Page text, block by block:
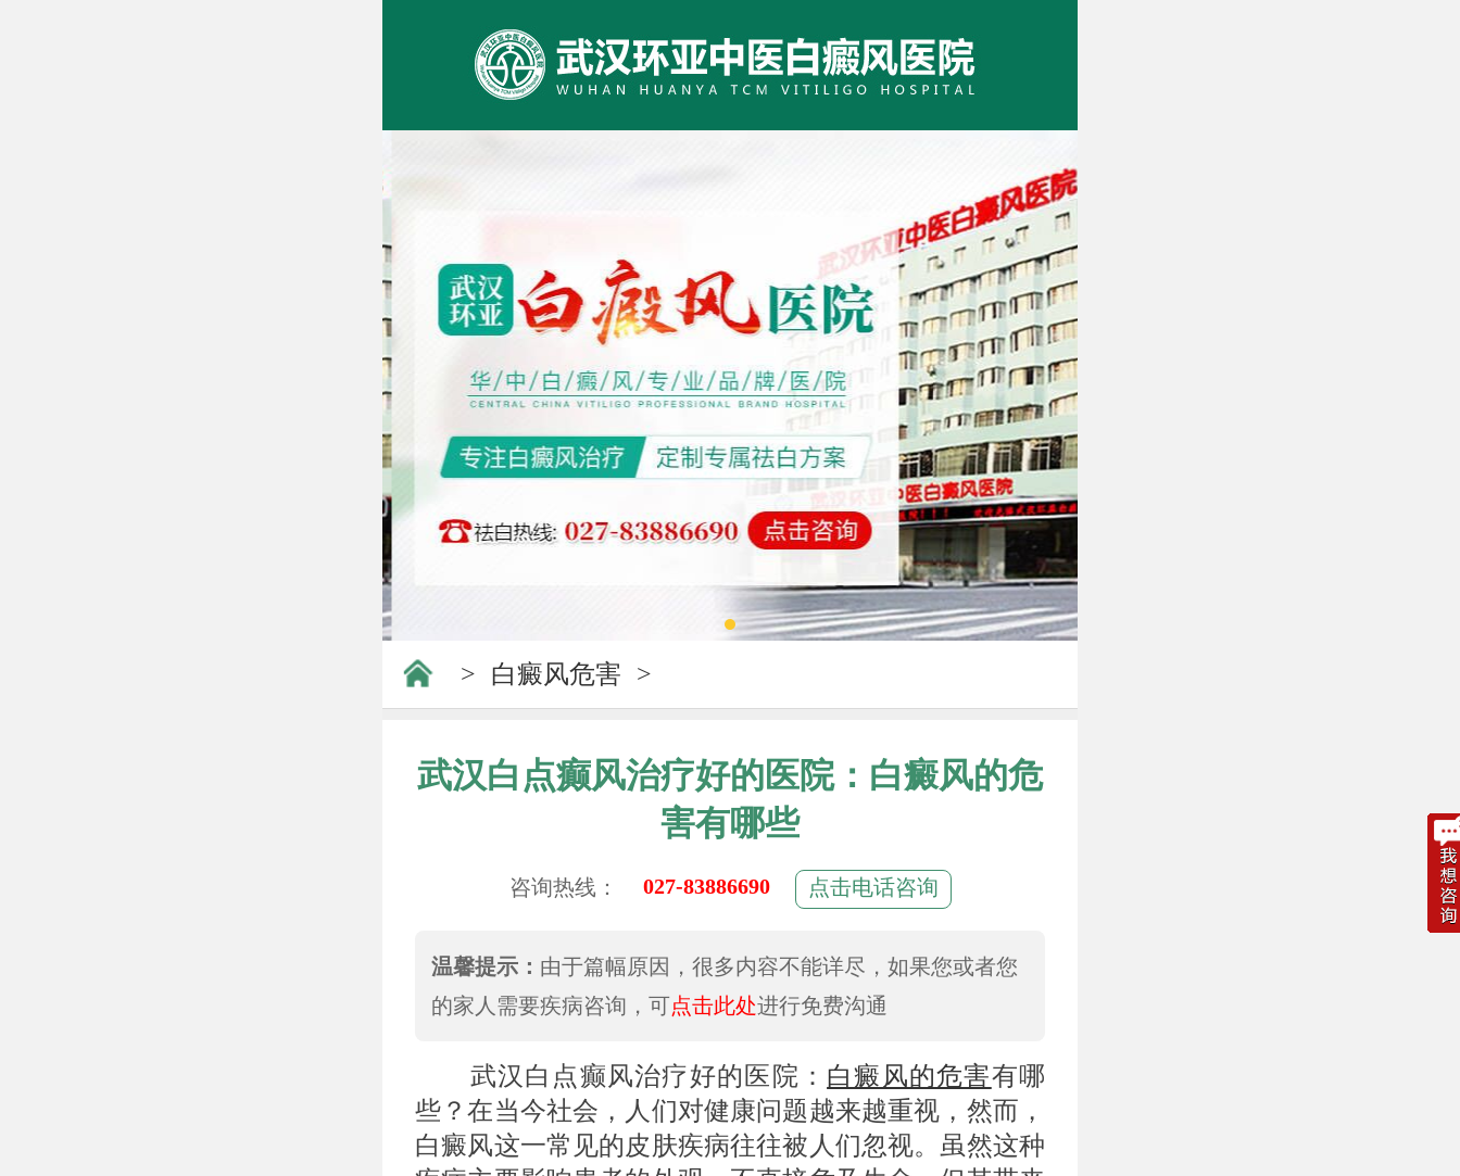
> 白癜风危害 >
武汉白点癫风治疗好的医院：白癜风的危
害有哪些
咨询热线： 027-83886690 点击电话咨询
温馨提示： 由于篇幅原因，很多内容不能详尽，如果您或者您
的家人需要疾病咨询，可点击此处进行免费沟通
武汉白点癫风治疗好的医院： 白癜风的危害有哪
些？在当今社会，人们对健康问题越来越重视，然而，
白癜风这一常见的皮肤疾病往往被人们忽视。虽然这种